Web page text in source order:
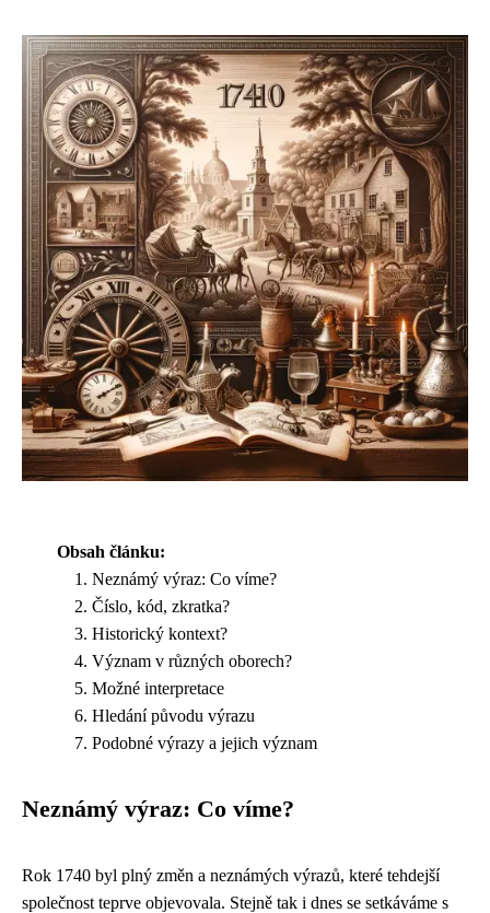
Obsah článku:
Neznámý výraz: Co víme?
Číslo, kód, zkratka?
Historický kontext?
Význam v různých oborech?
Možné interpretace
Hledání původu výrazu
Podobné výrazy a jejich význam
Neznámý výraz: Co víme?
Rok 1740 byl plný změn a neznámých výrazů, které tehdejší
společnost teprve objevovala. Stejně tak i dnes se setkáváme s